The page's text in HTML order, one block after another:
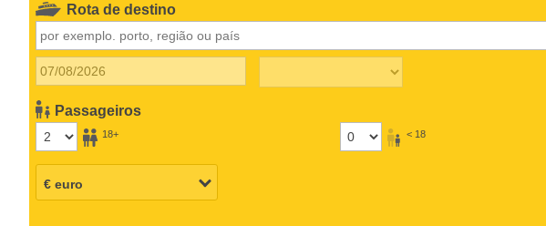
Rota de destino
Passageiros
18+ < 18